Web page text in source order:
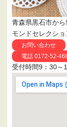
青森県黒石市か
モンドセレクシ
お問い合わせ
電話 0172-52-
受付時間9：30～